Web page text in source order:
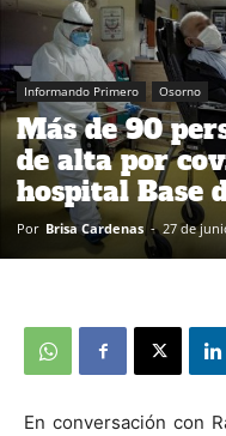
Informando Primero Osorno
Más de 90
de alta por
hospital Base
Por Brisa Cardenas - 27 de
En conversación con